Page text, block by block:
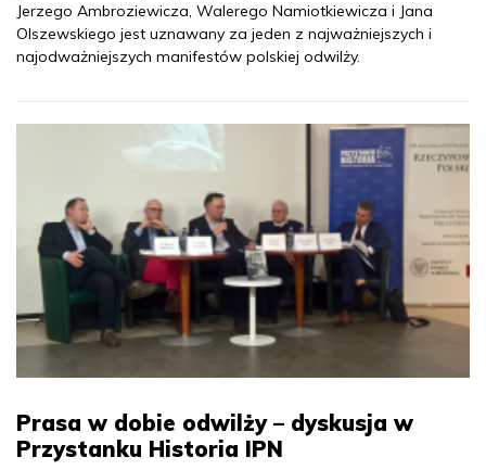
Jerzego Ambroziewicza, Walerego Namiotkiewicza i Jana
Olszewskiego jest uznawany za jeden z najważniejszych i
najodważniejszych manifestów polskiej odwilży.
Prasa w dobie odwilży – dyskusja w
Przystanku Historia IPN